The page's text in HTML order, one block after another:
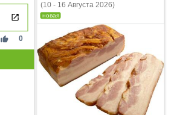
thumb_up 0
(10 - 16 Августа 2026)
новая